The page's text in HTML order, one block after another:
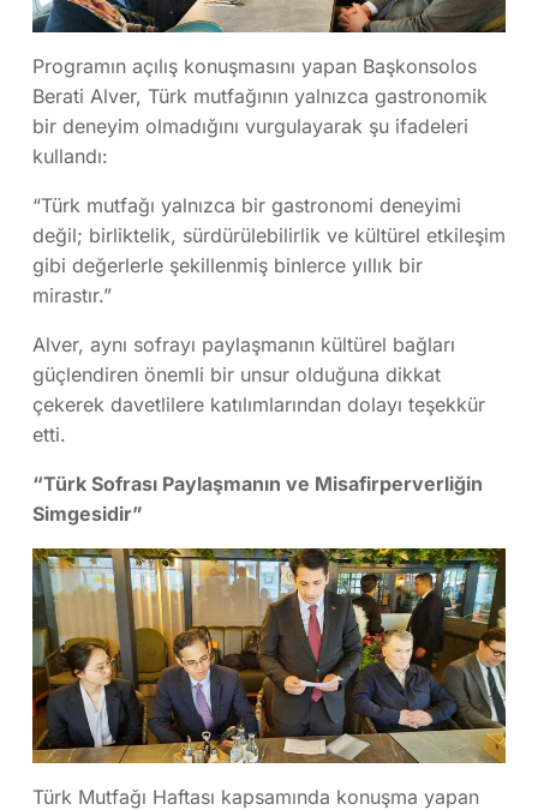
Programın açılış konuşmasını yapan Başkonsolos
Berati Alver, Türk mutfağının yalnızca gastronomik
bir deneyim olmadığını vurgulayarak şu ifadeleri
kullandı:
“Türk mutfağı yalnızca bir gastronomi deneyimi
değil; birliktelik, sürdürülebilirlik ve kültürel etkileşim
gibi değerlerle şekillenmiş binlerce yıllık bir
mirastır.”
Alver, aynı sofrayı paylaşmanın kültürel bağları
güçlendiren önemli bir unsur olduğuna dikkat
çekerek davetlilere katılımlarından dolayı teşekkür
etti.
“Türk Sofrası Paylaşmanın ve Misafirperverliğin
Simgesidir”
Türk Mutfağı Haftası kapsamında konuşma yapan